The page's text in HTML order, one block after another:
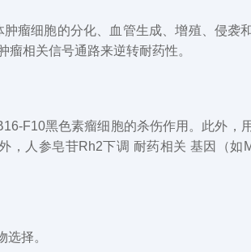
肿瘤细胞的分化、血管生成、增殖、侵袭
瘤相关信号通路来逆转耐药性。
F10黑色素瘤细胞的杀伤作用。此外，
，人参皂苷Rh2下调 耐药相关 基因（如
择。